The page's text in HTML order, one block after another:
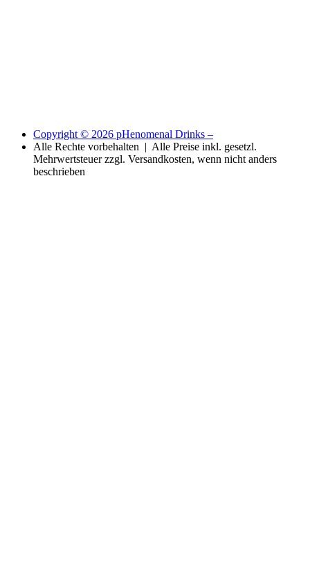
Copyright © 2026 pHenomenal Drinks –
Alle Rechte vorbehalten | Alle Preise inkl. gesetzl.
Mehrwertsteuer zzgl. Versandkosten, wenn nicht anders
beschrieben